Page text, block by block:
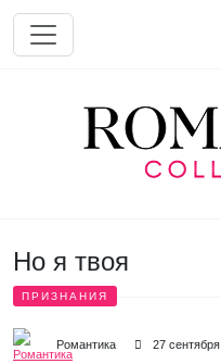
Перейти к основному
Но я твоя
ПРИЗНАНИЯ
Романтика 27